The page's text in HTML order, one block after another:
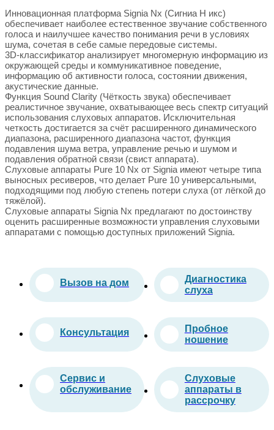
Инновационная платформа Signia Nx (Сигниа Н икс)
обеспечивает наиболее естественное звучание собственного
голоса и наилучшее качество понимания речи в условиях
шума, сочетая в себе самые передовые системы.
3D-классификатор анализирует многомерную информацию из
окружающей среды и коммуникативное поведение,
информацию об активности голоса, состоянии движения,
акустические данные.
Функция Sound Clarity (Чёткость звука) обеспечивает
реалистичное звучание, охватывающее весь спектр ситуаций
использования слуховых аппаратов. Исключительная
четкость достигается за счёт расширенного динамического
диапазона, расширенного диапазона частот, функция
подавления шума ветра, управление речью и шумом и
подавления обратной связи (свист аппарата).
Слуховые аппараты Pure 10 Nx от Signia имеют четыре типа
выносных ресиверов, что делает Pure 10 универсальными,
подходящими под любую степень потери слуха (от лёгкой до
тяжёлой).
Слуховые аппараты Signia Nx предлагают по достоинству
оценить расширенные возможности управления слуховыми
аппаратами с помощью доступных приложений Signia.
Вызов на дом
Диагностика
слуха
Консультация
Пробное
ношение
Сервис и
обслуживание
Слуховые
аппараты в
рассрочку